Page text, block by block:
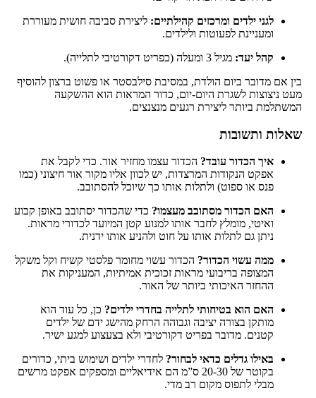
לגני ילדים ומרכזים קהילתיים: ליצירת סביבה חושית מעוררת
ומעניינת לפעוטות ולילדים.
קהל יעד: מגיל 3 ומעלה (כפריט דקורטיבי לתלייה).
בין אם מדובר ביום הולדת, במסיבת סילבסטר או פשוט ברצון להוסיף
מעט ניצוצות לשגרת היום-יום, כדור המראות הוא ההשקעה
המשתלמת ביותר ליצירת רגעים מנצנצים.
שאלות ותשובות
איך הכדור עובד? הכדור עצמו מחזיר אור. כדי לקבל את
אפקט הנקודות המרצדות, יש לכוון אליו מקור אור חיצוני (כמו
פנס או ספוט) ולתלות אותו כך שיוכל להסתובב.
האם הכדור מסתובב מעצמו? כדי שהכדור יסתובב באופן קבוע
ואיטי, מומלץ לחבר אותו למנוע קטן המיועד לכדורי מראות.
ניתן גם לתלות אותו על חוט ולהניע אותו ידנית.
ממה עשוי הכדור? הכדור עשוי מחומר פלסטי קשיח וקל משקל
המצופה בריבועי מראות זכוכית אמיתיות, המעניקות את
ההחזר האיכותי ביותר של האור.
האם הוא בטיחותי לתלייה בחדרי ילדים? כן, כל עוד הוא
מותקן בצורה יציבה וגבוהה הרחק מהישג ידם של ילדים
קטנים. מדובר בפריט דקורטיבי ולא בצעצוע למגע ישיר.
באילו גדלים כדאי לבחור? לחדרי ילדים ושימוש ביתי, כדורים
בקוטר של 20-30 ס”מ הם אידיאליים ומספקים אפקט מרשים
מבלי לתפוס מקום רב מדי.